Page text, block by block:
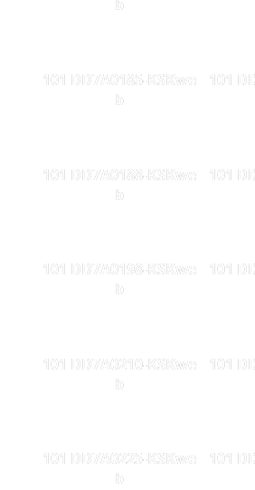
b
101 DD7A0185-KSKwe
b
101
101 DD7A0188-KSKwe
b
101
101 DD7A0198-KSKwe
b
101
101 DD7A0210-KSKwe
b
101
101 DD7A0225-KSKwe
b
101